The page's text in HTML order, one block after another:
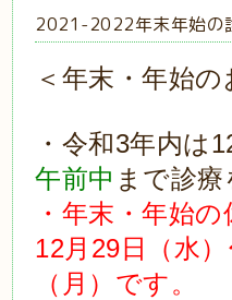
2021-2022年末年始の
＜年末・年始の
・令和3年内は
午前中 まで診
・年末・年始
12月29日（水
（月）です。